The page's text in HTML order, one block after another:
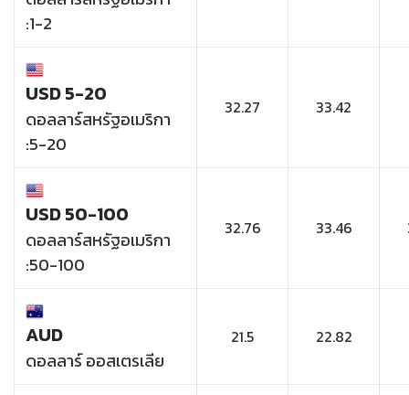
:1-2
USD 5-20
ดอลลาร์สหรัฐอเมริกา
:5-20
32.27 33.42
USD 50-100
ดอลลาร์สหรัฐอเมริกา
:50-100
32.76 33.46
AUD
ดอลลาร์ ออสเตรเลีย
21.5 22.82